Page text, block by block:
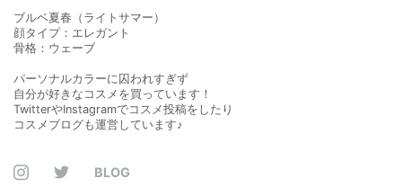
ブルベ夏春（ライトサマー）
顔タイプ：エレガント
骨格：ウェーブ
パーソナルカラーに囚われすぎず
自分が好きなコスメを買っています！
TwitterやInstagramでコスメ投稿をしたり
コスメブログも運営しています♪
BLOG